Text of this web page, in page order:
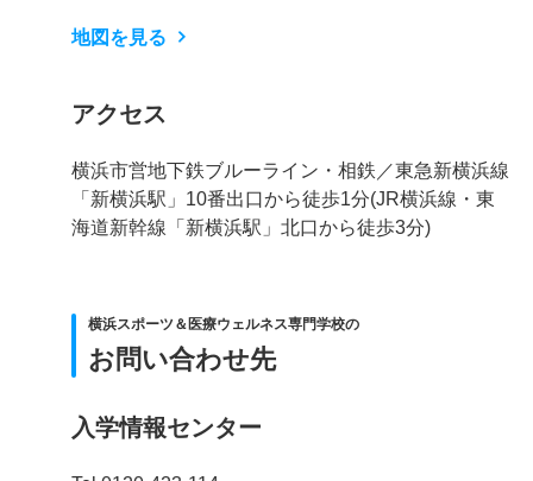
地図を見る
アクセス
横浜市営地下鉄ブルーライン・相鉄／東急新横浜線
「新横浜駅」10番出口から徒歩1分(JR横浜線・東
海道新幹線「新横浜駅」北口から徒歩3分)
横浜スポーツ＆医療ウェルネス専門学校の
お問い合わせ先
入学情報センター